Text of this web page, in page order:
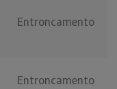
Entroncamento
Entroncamento